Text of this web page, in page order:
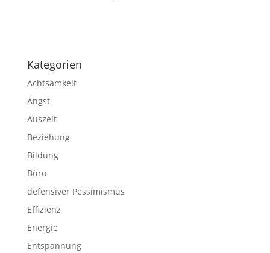
Kategorien
Achtsamkeit
Angst
Auszeit
Beziehung
Bildung
Büro
defensiver Pessimismus
Effizienz
Energie
Entspannung